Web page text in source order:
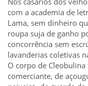
com a academia de
Lama, sem dinheiro
roupa suja de ganho
concorrência sem
lavanderias coletivas
O corpo de
comerciante, de